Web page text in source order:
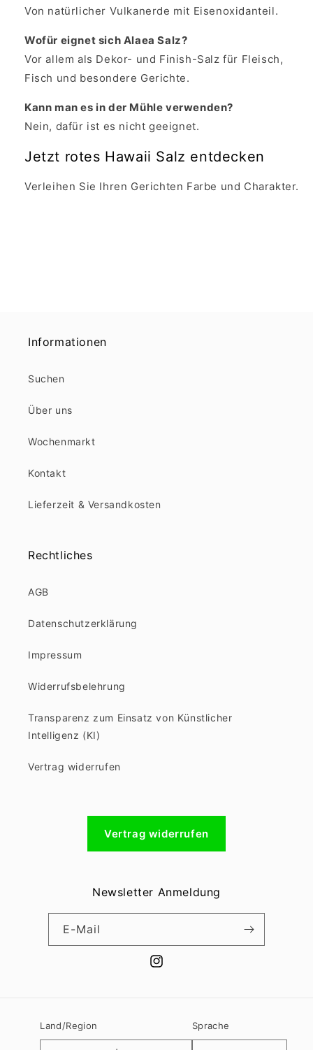
Von natürlicher Vulkanerde mit Eisenoxidanteil.
Wofür eignet sich Alaea Salz?
Vor allem als Dekor- und Finish-Salz für Fleisch,
Fisch und besondere Gerichte.
Kann man es in der Mühle verwenden?
Nein, dafür ist es nicht geeignet.
Jetzt rotes Hawaii Salz entdecken
Verleihen Sie Ihren Gerichten Farbe und Charakter.
Informationen
Suchen
Über uns
Wochenmarkt
Kontakt
Lieferzeit & Versandkosten
Rechtliches
AGB
Datenschutzerklärung
Impressum
Widerrufsbelehrung
Transparenz zum Einsatz von Künstlicher
Intelligenz (KI)
Vertrag widerrufen
Vertrag widerrufen
Newsletter Anmeldung
E-Mail
Instagram
Land/Region Sprache